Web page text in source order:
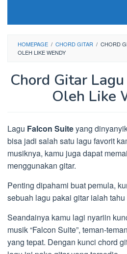
HOMEPAGE / CHORD GITAR / CHORD
OLEH LIKE WENDY
Chord Gitar
Oleh Like
Lagu Falcon Suiteyang
bisa jadi salah satu lagu favorit
musiknya, kamu juga dapat
menggunakan gitar.
Penting dipahami buat pemula,
sebuah lagu pakai gitar ialah
Seandainya kamu lagi nyariin
musik “Falcon Suite”, teman-
yang tepat. Dengan kunci chord